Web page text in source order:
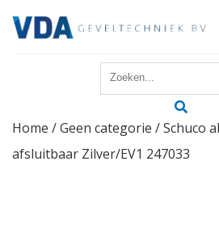
Reparatie
Home /Geen categorie / Schuco
afsluitbaar Zilver/EV1 247033